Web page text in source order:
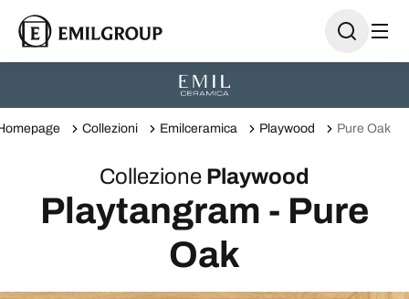
Collezioni Emilceramica Playwood Pure Oak
Collezione Playwood
Playtangram - Pure
Oak